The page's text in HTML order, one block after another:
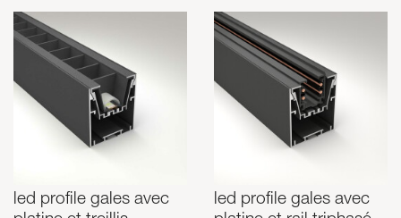
led profile gales avec
led profile gales avec